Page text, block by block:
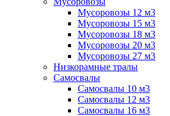
Мусоровозы 12 м3
Мусоровозы 15 м3
Мусоровозы 18 м3
Мусоровозы 20 м3
Мусоровозы 27 м3
Низкорамные тралы
Самосвалы
Самосвалы 10 м3
Самосвалы 12 м3
Самосвалы 16 м3